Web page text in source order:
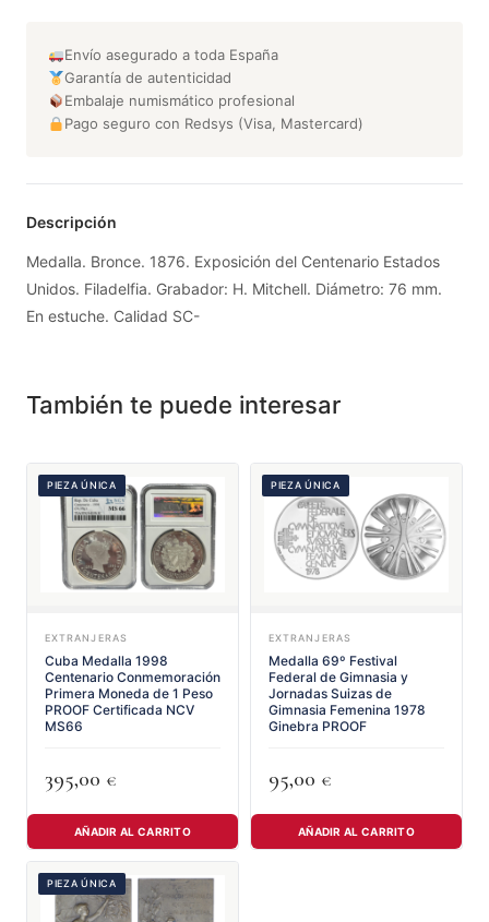
Envío asegurado a toda España
Garantía de autenticidad
Embalaje numismático profesional
Pago seguro con Redsys (Visa, Mastercard)
Descripción
Medalla. Bronce. 1876. Exposición del Centenario Estados
Unidos. Filadelfia. Grabador: H. Mitchell. Diámetro: 76 mm.
En estuche. Calidad SC-
También te puede interesar
PIEZA ÚNICA
EXTRANJERAS
Cuba Medalla 1998
Centenario Conmemoración
Primera Moneda de 1 Peso
PROOF Certificada NCV
MS66
395,00 €
AÑADIR AL CARRITO
PIEZA ÚNICA
EXTRANJERAS
Medalla 69º Festival
Federal de Gimnasia y
Jornadas Suizas de
Gimnasia Femenina 1978
Ginebra PROOF
95,00 €
AÑADIR AL CARRITO
PIEZA ÚNICA